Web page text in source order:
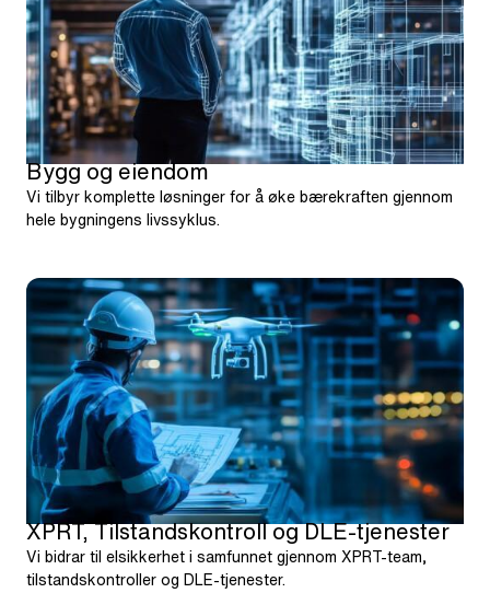
Bygg og eiendom
Vi tilbyr komplette løsninger for å øke bærekraften gjennom
hele bygningens livssyklus.
XPRT, Tilstandskontroll og DLE-tjenester
Vi bidrar til elsikkerhet i samfunnet gjennom XPRT-team,
tilstandskontroller og DLE-tjenester.